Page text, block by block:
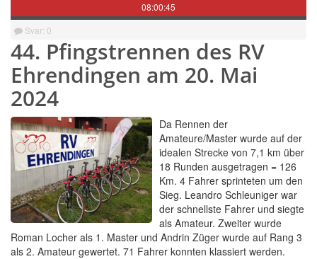
08:00:45
Svar: 0
44. Pfingstrennen des RV
Ehrendingen am 20. Mai
2024
Da Rennen der
Amateure/Master wurde auf der
idealen Strecke von 7,1 km über
18 Runden ausgetragen = 126
Km. 4 Fahrer sprinteten um den
Sieg. Leandro Schleuniger war
der schnellste Fahrer und siegte
als Amateur. Zweiter wurde
Roman Locher als 1. Master und Andrin Züger wurde auf Rang 3
als 2. Amateur gewertet. 71 Fahrer konnten klassiert werden.